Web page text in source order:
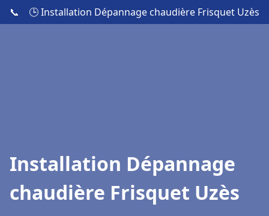
📞 🕒 Installation Dépannage chaudière Frisquet Uzès
Installation Dépannage
chaudière Frisquet Uzès